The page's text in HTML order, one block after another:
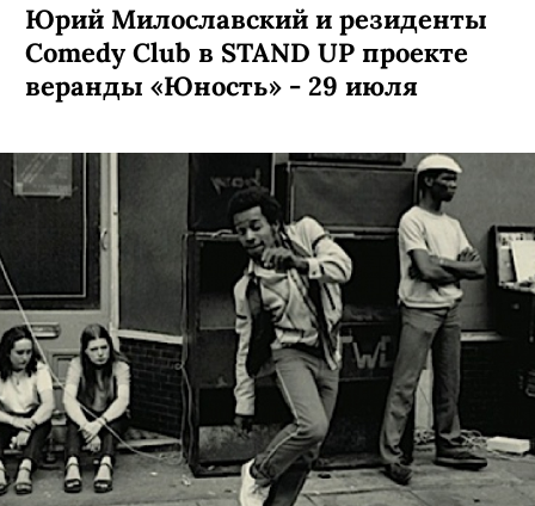
Юрий Милославский и резиденты
Comedy Club в STAND UP проекте
веранды «Юность» - 29 июля